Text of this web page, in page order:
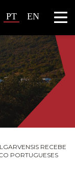
PT EN
RECEBE
PORTUGUESES